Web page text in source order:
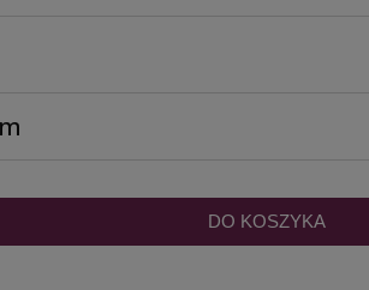
DO KOSZYKA